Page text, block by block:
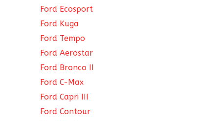
Ford Ecosport
Ford Kuga
Ford Tempo
Ford Aerostar
Ford Bronco II
Ford C-Max
Ford Capri III
Ford Contour